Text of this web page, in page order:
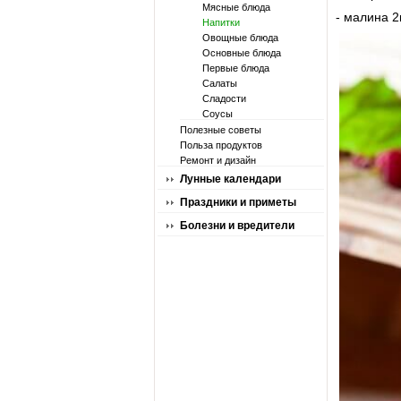
Мясные блюда
Напитки
Овощные блюда
Основные блюда
Первые блюда
Салаты
Сладости
Соусы
Полезные советы
Польза продуктов
Ремонт и дизайн
Лунные календари
Праздники и приметы
Болезни и вредители
- малина